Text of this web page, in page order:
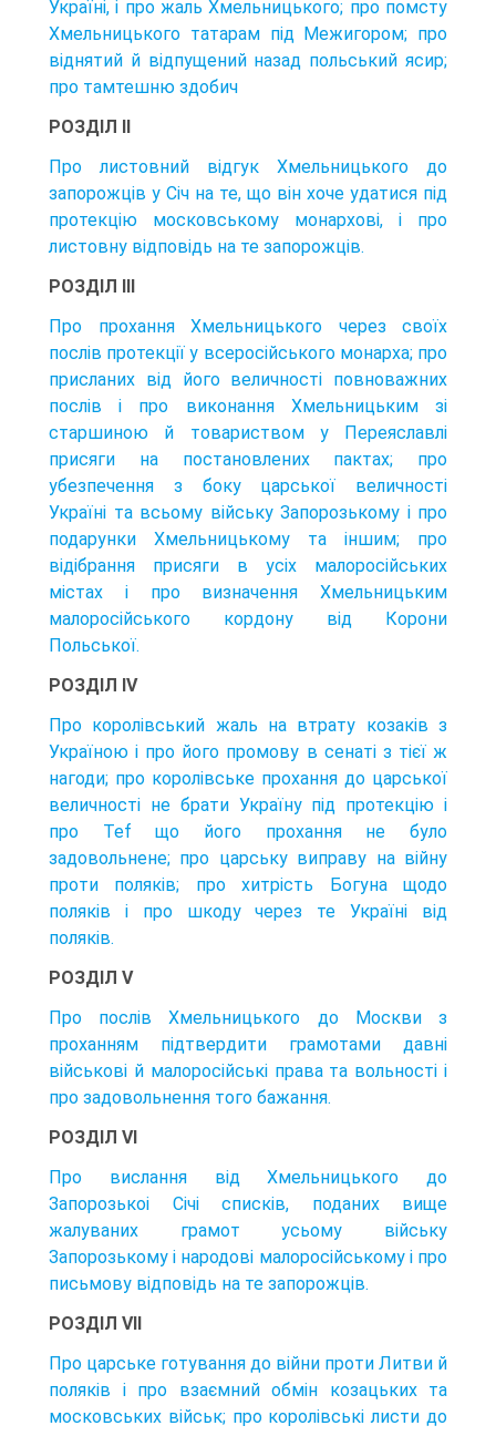
Україні, і про жаль Хмельницького; про помсту
Хмельницького татарам під Межигором; про
віднятий й відпущений назад польський ясир;
про тамтешню здобич
РОЗДІЛ II
Про листовний відгук Хмельницького до
запорожців у Січ на те, що він хоче удатися під
протекцію московському монархові, і про
листовну відповідь на те запорожців.
РОЗДІЛ III
Про прохання Хмельницького через своїх
послів протекції у всеросійського монарха; про
присланих від його величності повноважних
послів і про виконання Хмельницьким зі
старшиною й товариством у Переяславлі
присяги на постановлених пактах; про
убезпечення з боку царської величності
Україні та всьому війську Запорозькому і про
подарунки Хмельницькому та іншим; про
відібрання присяги в усіх малоросійських
містах і про визначення Хмельницьким
малоросійського кордону від Корони
Польської.
РОЗДІЛ IV
Про королівський жаль на втрату козаків з
Україною і про його промову в сенаті з тієї ж
нагоди; про королівське прохання до царської
величності не брати Україну під протекцію і
про Tef що його прохання не було
задовольнене; про царську виправу на війну
проти поляків; про хитрість Богуна щодо
поляків і про шкоду через те Україні від
поляків.
РОЗДІЛ V
Про послів Хмельницького до Москви з
проханням підтвердити грамотами давні
військові й малоросійські права та вольності і
про задовольнення того бажання.
РОЗДІЛ VI
Про вислання від Хмельницького до
Запорозькоі Січі списків, поданих вище
жалуваних грамот усьому війську
Запорозькому і народові малоросійському і про
письмову відповідь на те запорожців.
РОЗДІЛ VII
Про царське готування до війни проти Литви й
поляків і про взаємний обмін козацьких та
московських військ; про королівські листи до